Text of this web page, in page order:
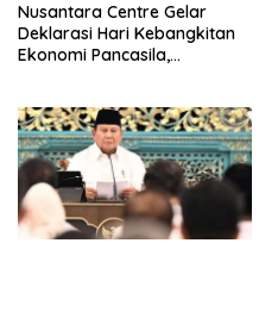
Nusantara Centre Gelar
Deklarasi Hari Kebangkitan
Ekonomi Pancasila,
Penjajahan (Pergolakan
Ekonomi Politik Indonesia) &
Simposium Nasional “Urgensi
Undang-Undang
Perekonomian Nasional dan
Kesejahteraan Sosial dalam